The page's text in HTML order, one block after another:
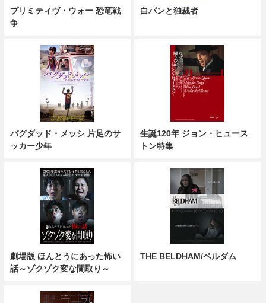
プリミティヴ・ウォー 恐竜戦
争
白パンと独裁者
バグダッド・メッシ 片足のサ
ッカー少年
生誕120年 ジョン・ヒュース
トン特集
劇場版 ほんとうにあった怖い
話～ゾクゾク変な間取り～
THE BELDHAM/ベルダム